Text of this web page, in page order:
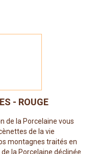
- ROUGE
de la Porcelaine vous
de la vie
montagnes traités en
la Porcelaine déclinée